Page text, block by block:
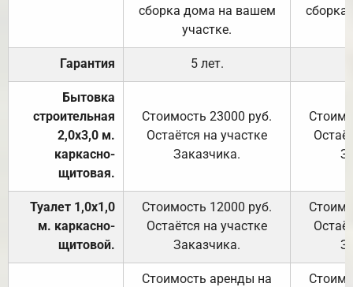
сборка дома на вашем
участке.
Гарантия 5 лет.
Бытовка
строительная
2,0х3,0 м.
каркасно-
щитовая.
Стоимость 23000 руб.
Остаётся на участке
Заказчика.
Туалет 1,0х1,0
м. каркасно-
щитовой.
Стоимость 12000 руб.
Остаётся на участке
Заказчика.
Стоимость аренды на